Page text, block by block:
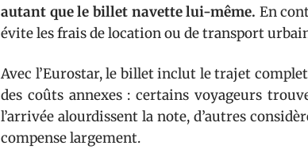
autant que le billet navette lui-même. En
évite les frais de location ou de transport
Avec l’Eurostar, le billet inclut le trajet
des coûts annexes : certains voyageurs
l’arrivée alourdissent la note, d’autres
compense largement.